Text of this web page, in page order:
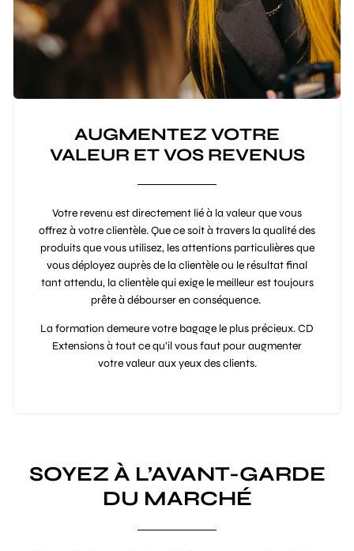
AUGMENTEZ VOTRE
VALEUR ET VOS REVENUS
Votre revenu est directement lié à la valeur que vous
offrez à votre clientèle. Que ce soit à travers la qualité des
produits que vous utilisez, les attentions particulières que
vous déployez auprès de la clientèle ou le résultat final
tant attendu, la clientèle qui exige le meilleur est toujours
prête à débourser en conséquence.
La formation demeure votre bagage le plus précieux. CD
Extensions à tout ce qu’il vous faut pour augmenter
votre valeur aux yeux des clients.
SOYEZ À L’AVANT-GARDE
DU MARCHÉ